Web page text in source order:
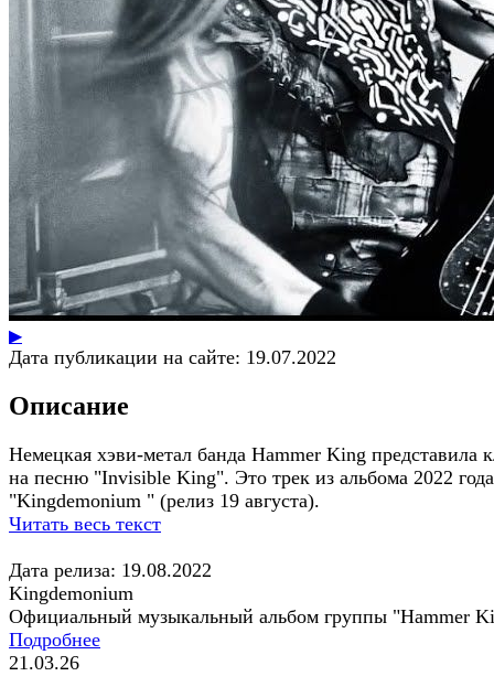
▶
Дата публикации на сайте: 19.07.2022
Описание
Немецкая хэви-метал банда Hammer King представила
на песню "Invisible King". Это трек из альбома 2022 года
"Kingdemonium " (релиз 19 августа).
Читать весь текст
Дата релиза: 19.08.2022
Kingdemonium
Официальный музыкальный альбом группы "Hammer
Подробнее
21.03.26